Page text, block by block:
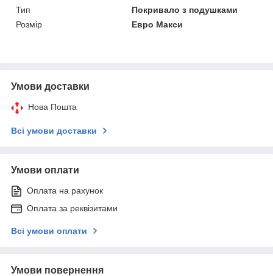
Тип
Покривало з подушками
Розмір
Евро Макси
Умови доставки
Нова Пошта
Всі умови доставки
Умови оплати
Оплата на рахунок
Оплата за реквізитами
Всі умови оплати
Умови повернення